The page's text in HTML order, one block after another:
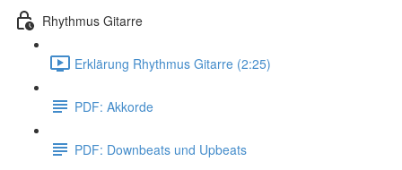
Rhythmus Gitarre
Erklärung Rhythmus Gitarre (2:25)
PDF: Akkorde
PDF: Downbeats und Upbeats